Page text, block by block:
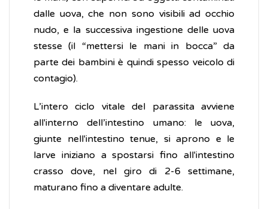
dalle uova, che non sono visibili ad occhio
nudo, e la successiva ingestione delle uova
stesse (il “mettersi le mani in bocca” da
parte dei bambini è quindi spesso veicolo di
contagio).
L’intero ciclo vitale del parassita avviene
all'interno dell’intestino umano: le uova,
giunte nell'intestino tenue, si aprono e le
larve iniziano a spostarsi fino all'intestino
crasso dove, nel giro di 2-6 settimane,
maturano fino a diventare adulte.